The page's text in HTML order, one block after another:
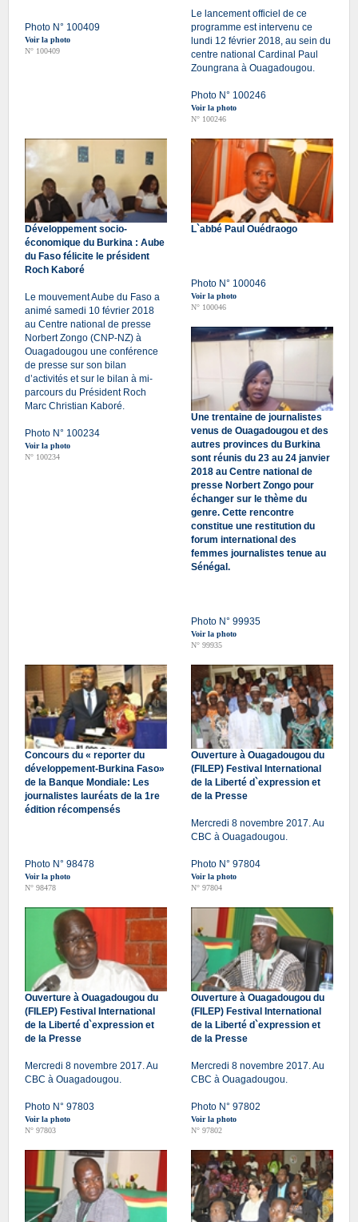
Photo N° 100409
Voir la photo
N° 100409
Le lancement officiel de ce
programme est intervenu ce
lundi 12 février 2018, au sein du
centre national Cardinal Paul
Zoungrana à Ouagadougou.
Photo N° 100246
Voir la photo
N° 100246
Développement socio-
économique du Burkina : Aube
du Faso félicite le président
Roch Kaboré
Le mouvement Aube du Faso a
animé samedi 10 février 2018
au Centre national de presse
Norbert Zongo (CNP-NZ) à
Ouagadougou une conférence
de presse sur son bilan
d’activités et sur le bilan à mi-
parcours du Président Roch
Marc Christian Kaboré.
Photo N° 100234
Voir la photo
N° 100234
L`abbé Paul Ouédraogo
Photo N° 100046
Voir la photo
N° 100046
Une trentaine de journalistes
venus de Ouagadougou et des
autres provinces du Burkina
sont réunis du 23 au 24 janvier
2018 au Centre national de
presse Norbert Zongo pour
échanger sur le thème du
genre. Cette rencontre
constitue une restitution du
forum international des
femmes journalistes tenue au
Sénégal.
Photo N° 99935
Voir la photo
N° 99935
Concours du « reporter du
développement-Burkina Faso»
de la Banque Mondiale: Les
journalistes lauréats de la 1re
édition récompensés
Photo N° 98478
Voir la photo
N° 98478
Ouverture à Ouagadougou du
(FILEP) Festival International
de la Liberté d`expression et
de la Presse
Mercredi 8 novembre 2017. Au
CBC à Ouagadougou.
Photo N° 97804
Voir la photo
N° 97804
Ouverture à Ouagadougou du
(FILEP) Festival International
de la Liberté d`expression et
de la Presse
Mercredi 8 novembre 2017. Au
CBC à Ouagadougou.
Photo N° 97803
Voir la photo
N° 97803
Ouverture à Ouagadougou du
(FILEP) Festival International
de la Liberté d`expression et
de la Presse
Mercredi 8 novembre 2017. Au
CBC à Ouagadougou.
Photo N° 97802
Voir la photo
N° 97802